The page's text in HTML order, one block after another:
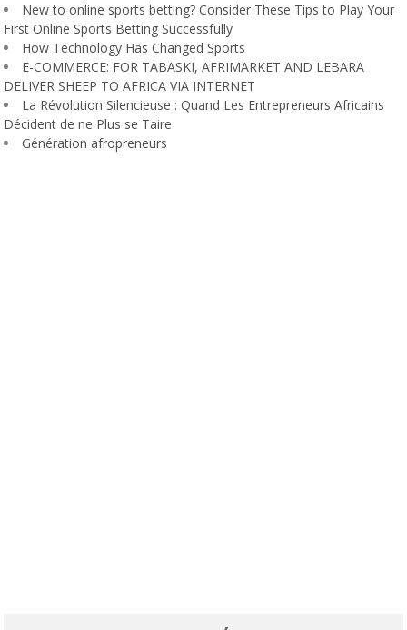
New to online sports betting? Consider These Tips to Play Your
First Online Sports Betting Successfully
How Technology Has Changed Sports
E-COMMERCE: FOR TABASKI, AFRIMARKET AND LEBARA
DELIVER SHEEP TO AFRICA VIA INTERNET
La Révolution Silencieuse : Quand Les Entrepreneurs Africains
Décident de ne Plus se Taire
Génération afropreneurs